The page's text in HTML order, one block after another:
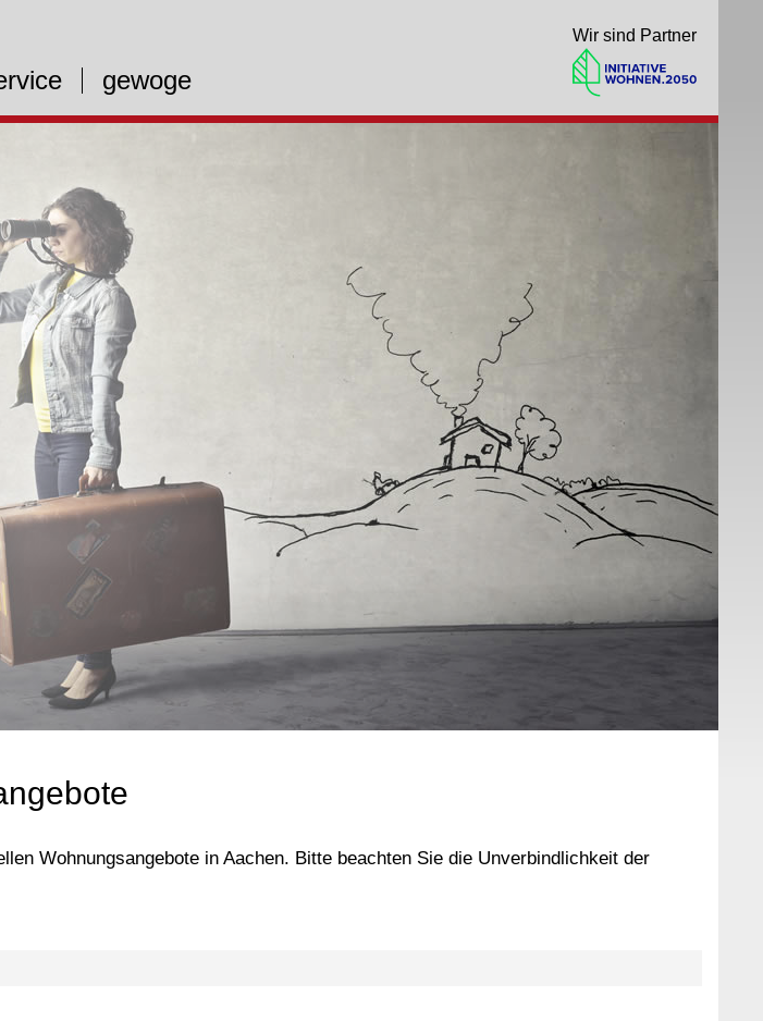
Wir sind Partner
gewoge
Wohnungsangebote in Aachen. Bitte beachten Sie die Unverbindlichkeit der